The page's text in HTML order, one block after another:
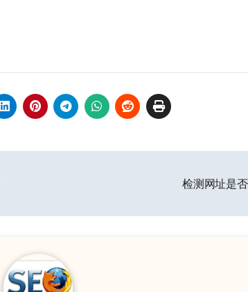
检测网址是